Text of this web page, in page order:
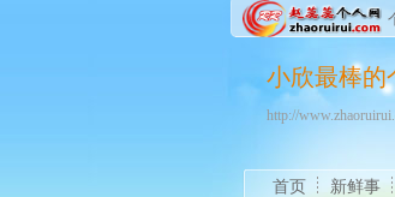
小欣最棒的
http://
首页 新鲜事